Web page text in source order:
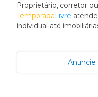
Proprietário, corretor
TemporadaLivre
individual até
Anuncie